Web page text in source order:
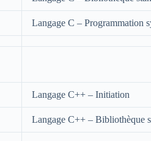
Langage C – Programmation
Langage C++ – Initiation
Langage C++ – Bibliothèque